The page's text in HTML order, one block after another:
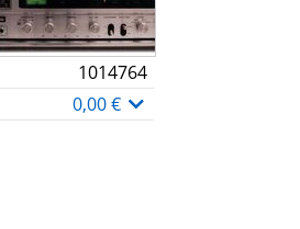
1014764
0,00 €